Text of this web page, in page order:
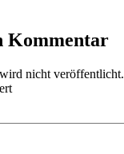
Kommentar
nicht veröffentlicht.